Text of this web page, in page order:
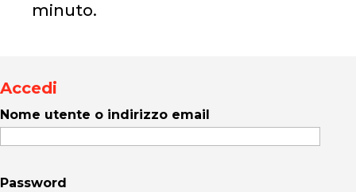
minuto.
Accedi
Nome utente o indirizzo email
Password